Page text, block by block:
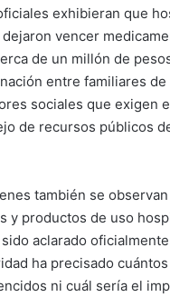
exhibieran que
vencer
de un millón de
entre familiares
sociales que exigen
de recursos públicos
también se
y productos de uso
aclarado
ha precisado
ni cuál sería el